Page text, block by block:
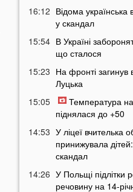
16:12 Відома
у скандал
15:54 В Україні
що сталося
15:23 На фронті загинув
Луцька
15:05
Температура
піднялася до +50
14:53 У ліцеї вчителька
принижувала
скандал
14:26 У Польщі підлітки
речовину на 14-